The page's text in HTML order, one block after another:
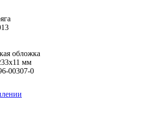
обложка
мм
00307-0